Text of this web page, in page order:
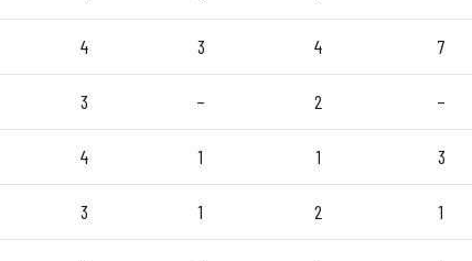
4 3 4 7
3 – 2 –
4 1 1 3
3 1 2 1